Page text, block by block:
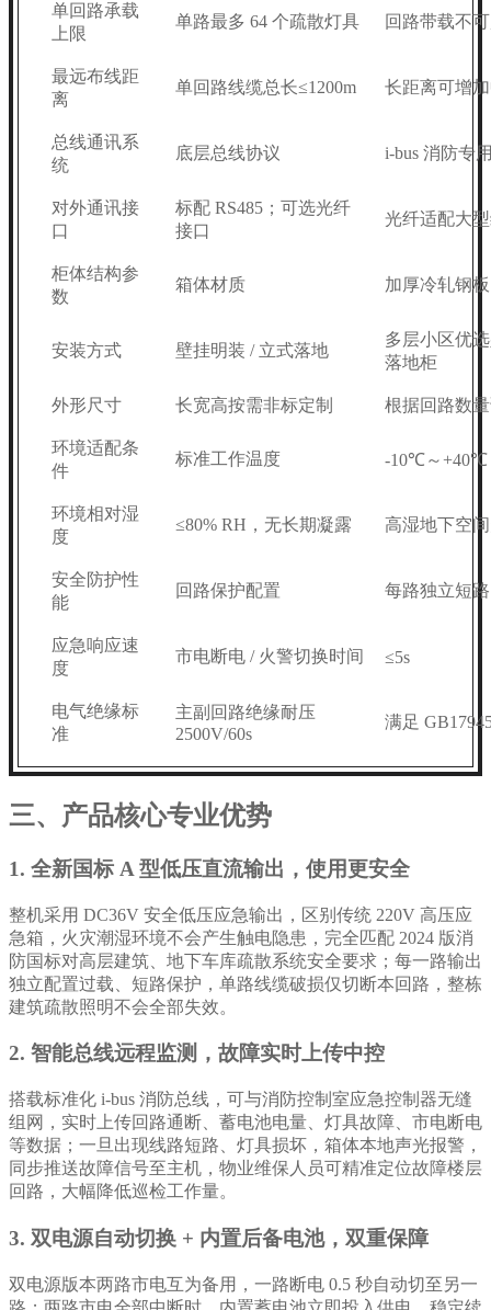
单回路承载
上限
单路最多 64 个疏散灯具 回路带载不
最远布线距
离
单回路线缆总长≤1200m 长距离可增
总线通讯系
统
底层总线协议 i-bus 消防专
对外通讯接
口
标配 RS485；可选光纤
接口
光纤适配大
柜体结构参
数
箱体材质 加厚冷轧钢
安装方式 壁挂明装 / 立式落地
多层小区优
落地柜
外形尺寸 长宽高按需非标定制 根据回路数
环境适配条
件
标准工作温度 -10℃～+40℃
环境相对湿
度
≤80% RH，无长期凝露 高湿地下空
安全防护性
能
回路保护配置 每路独立短
应急响应速
度
市电断电 / 火警切换时间 ≤5s
电气绝缘标
准
主副回路绝缘耐压
2500V/60s
满足
三、产品核心专业优势
1. 全新国标 A 型低压直流输出，使用更安全
整机采用 DC36V 安全低压应急输出，区别传统 220V 高压应
急箱，火灾潮湿环境不会产生触电隐患，完全匹配 2024 版消
防国标对高层建筑、地下车库疏散系统安全要求；每一路输出
独立配置过载、短路保护，单路线缆破损仅切断本回路，整栋
建筑疏散照明不会全部失效。
2. 智能总线远程监测，故障实时上传中控
搭载标准化 i-bus 消防总线，可与消防控制室应急控制器无缝
组网，实时上传回路通断、蓄电池电量、灯具故障、市电断电
等数据；一旦出现线路短路、灯具损坏，箱体本地声光报警，
同步推送故障信号至主机，物业维保人员可精准定位故障楼层
回路，大幅降低巡检工作量。
3. 双电源自动切换 + 内置后备电池，双重保障
双电源版本两路市电互为备用，一路断电 0.5 秒自动切至另一